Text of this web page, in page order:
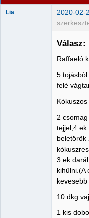
Lia 2020-02-
Válasz:
Raffaeló
5
felé
2
tejjel,4 ek
beletörök
3
kihűlni.(A
kevesebb
10 dkg
1 kis